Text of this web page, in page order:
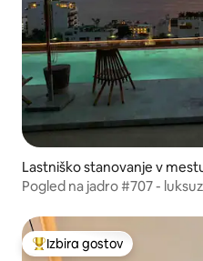
Lastniško stanovanje v
Pogled na jadro #707 -
Najbolj priljubljena
Izbira gostov